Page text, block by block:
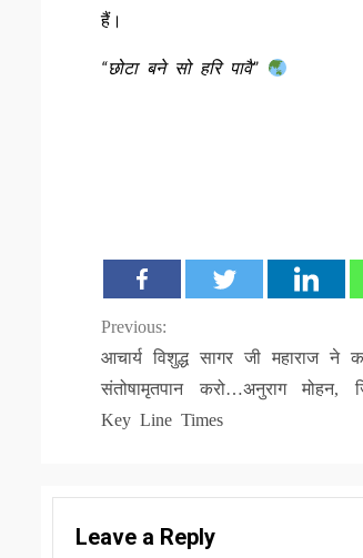
हैं।
“छोटा बने सो हरि पावै”
Continue
Reading
Previous:
आचार्य विशुद्ध सागर जी महाराज ने
संतोषामृतपान करो…अनुराग मोहन,
Key Line Times
Leave a Reply